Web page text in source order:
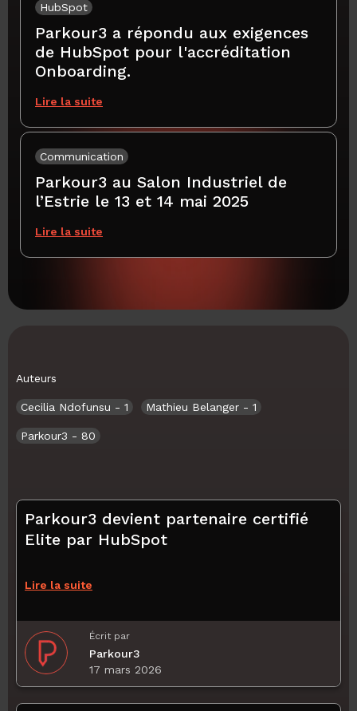
HubSpot
Parkour3 a répondu aux exigences
de HubSpot pour l'accréditation
Onboarding.
Lire la suite
Communication
Parkour3 au Salon Industriel de
l’Estrie le 13 et 14 mai 2025
Lire la suite
Auteurs
Cecilia Ndofunsu - 1 Mathieu Belanger - 1
Parkour3 - 80
Parkour3 devient partenaire certifié
Elite par HubSpot
Lire la suite
Écrit par
Parkour3
17 mars 2026